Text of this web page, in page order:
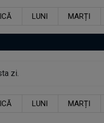
LUNI MARȚI
zi.
LUNI MARȚI